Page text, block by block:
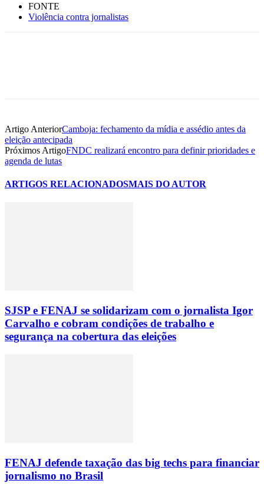
FONTE
Violência contra jornalistas
Artigo AnteriorCamboja: fechamento da mídia e assédio antes da
eleição antecipada
Próximos ArtigoFNDC realizará encontro para definir prioridades e
agenda de lutas
ARTIGOS RELACIONADOSMAIS DO AUTOR
SJSP e FENAJ se solidarizam com o jornalista Igor
Carvalho e cobram condições de trabalho e
segurança na cobertura das eleições
FENAJ defende taxação das big techs para financiar
jornalismo no Brasil